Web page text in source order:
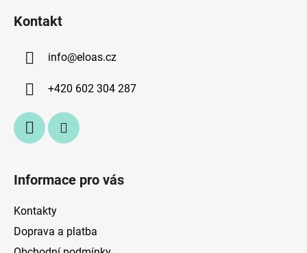
Kontakt
info@eloas.cz
+420 602 304 287
Informace pro vás
Kontakty
Doprava a platba